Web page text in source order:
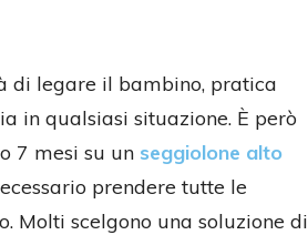
di legare il bambino, pratica
in qualsiasi situazione. È però
7 mesi su un seggiolone alto
prendere tutte le
Molti scelgono una soluzione di